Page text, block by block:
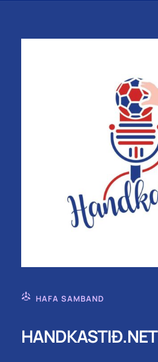
HAFA SAMBAND
HANDKASTIÐ.NET